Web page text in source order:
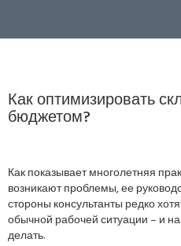
Как оптимизировать
бюджетом?
Как показывает многолетняя
возникают проблемы, ее
стороны консультанты редко
обычной рабочей ситуации – и
делать.